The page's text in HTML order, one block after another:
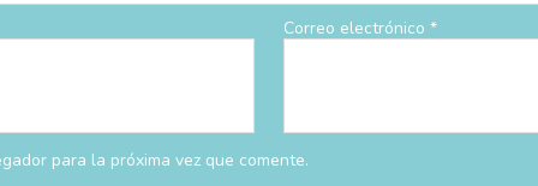
Correo electrónico*
para la próxima vez que comente.